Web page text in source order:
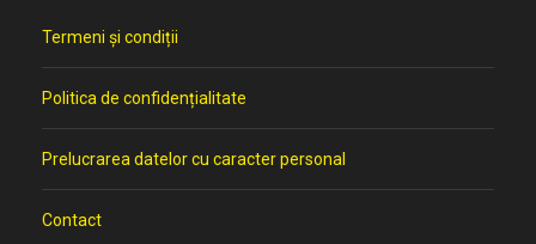
Termeni și condiții
Politica de confidențialitate
Prelucrarea datelor cu caracter personal
Contact